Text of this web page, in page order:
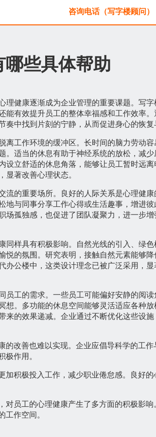
咨询电话（写字楼顾问
哪些具体帮助
理健康逐渐成为企业管理的重要课题。写
能有效提升员工的整体幸福感和工作效率
奏中找到片刻的宁静，从而促进身心的恢复
离工作环境的缓冲区。长时间的脑力劳动容
。适当的休息有助于神经系统的放松，减
设立舒适的休息角落，能够让员工暂时远
显著改善心理状态。
流的重要场所。良好的人际关系是心理健康
地与同事分享工作心得或生活趣事，增进
场孤独感，也促进了团队凝聚力，进一步
同样具有积极影响。自然光线的引入、绿色
悦的氛围。研究表明，接触自然元素能够降
办公楼中，这类设计理念已被广泛采用，
员工的需求。一些员工可能偏好安静的阅
想。多功能的休息空间能够灵活适应各种
来的效果递减。企业通过不断优化这些设
改善也难以实现。企业应倡导科学的工
极作用。
积极投入工作，减少职业倦怠感。良好的
员工的心理健康产生了多方面的积极影响
工作空间。